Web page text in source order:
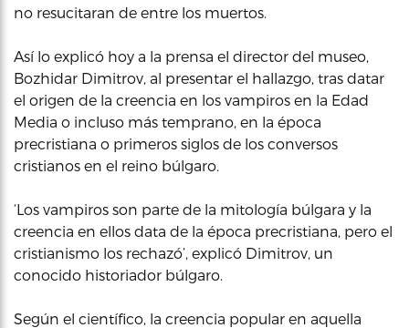
no resucitaran de entre los muertos.
Así lo explicó hoy a la prensa el director del museo,
Bozhidar Dimitrov, al presentar el hallazgo, tras datar
el origen de la creencia en los vampiros en la Edad
Media o incluso más temprano, en la época
precristiana o primeros siglos de los conversos
cristianos en el reino búlgaro.
‘Los vampiros son parte de la mitología búlgara y la
creencia en ellos data de la época precristiana, pero el
cristianismo los rechazó’, explicó Dimitrov, un
conocido historiador búlgaro.
Según el científico, la creencia popular en aquella